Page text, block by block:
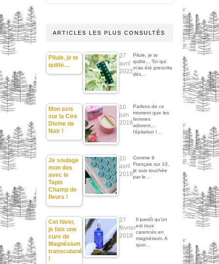
ARTICLES LES PLUS CONSULTÉS
Pilule, je te
quitte…
27
avril
2022
Pilule, je te
quitte... Toi qui
m'as été prescrite
dès…
Mon avis
sur la Cire
Divine de
Nair !
10
juin
2018
Parlons de ce
moment que les
femmes
adorent...
l'épilation !…
Je soulage
mon dos
avec le
Tapis
Champ de
fleurs !
10
avril
2018
Comme 9
Français sur 10,
je suis touchée
par le…
Cet hiver,
je fais une
cure de
Magnésium
transcutané
!
27
février
2018
Il paraît qu'on
est tous
carencés en
magnésium. A
quoi…